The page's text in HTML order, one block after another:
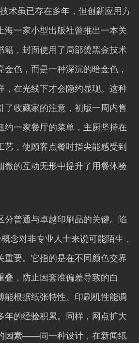
术虽已存在多年，但创新应用方
海一家小型出版社曾推出一本关
籍，封面使用了局部烫黑金技术
色，而是一种深沉的暗金色，
，在光线下才会隐约显现。这种
了收藏家的注意，初版一周内售
约一家餐厅的菜单，主厨坚持在
艺，使顾客点餐时指尖能感受到
微的互动无形中提升了用餐体验
分普通与卓越印刷品的关键。陷
念对非专业人士来说可能陌生，
重要。它指的是在不同颜色交界
叠，防止因套准偏差导致的白
能根据纸张特性、印刷机性能调
年的经验积累。同样，网点扩大
因素——同一种设计，在新闻纸